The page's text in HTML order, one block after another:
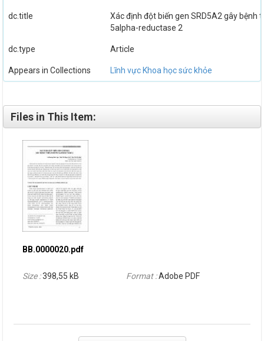
dc.title
Xác định đột biến gen SRD5A2 gây bệnh
5alpha-reductase 2
dc.type Article
Appears in Collections Lĩnh vực Khoa học sức khỏe
Files in This Item:
BB.0000020.pdf
Size :398,55 kB Format :Adobe PDF